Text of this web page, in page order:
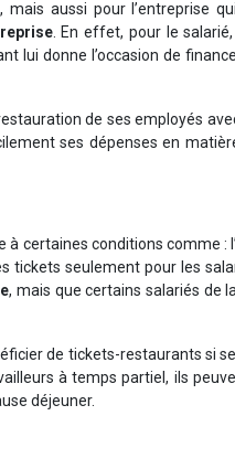
mais aussi pour l’entreprise
. En effet, pour le
lui donne l’occasion de
de ses employés
ses dépenses en
à certaines conditions comme :
tickets seulement pour les
, mais que certains salariés de
de tickets-restaurants si
à temps partiel, ils
déjeuner.